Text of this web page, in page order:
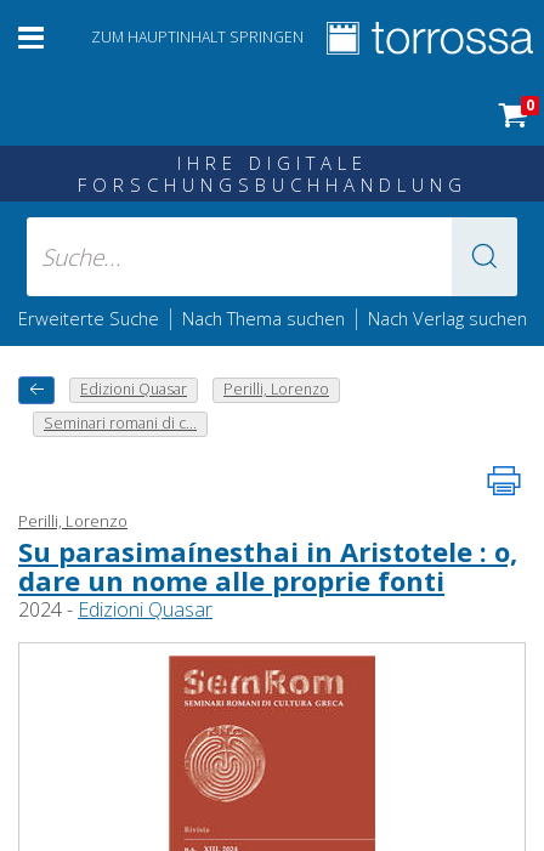
ZUM HAUPTINHALT SPRINGEN
0
IHRE DIGITALE
FORSCHUNGSBUCHHANDLUNG
Erweiterte Suche | Nach Thema suchen | Nach Verlag suchen
Edizioni Quasar
Perilli, Lorenzo
Seminari romani di c...
Perilli, Lorenzo
Su parasimaínesthai in Aristotele : o,
dare un nome alle proprie fonti
2024 - Edizioni Quasar